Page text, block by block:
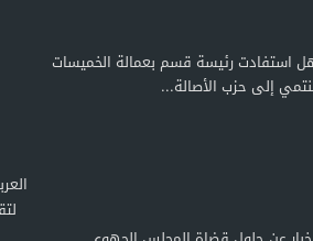
استفادت رئيسة قسم بعمالة الخميسات
إلى حزب الأصالة...